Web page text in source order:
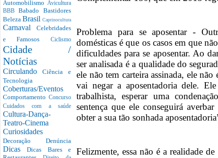
Automobilismo Avicultura
BBBBabado Bastidores
Beleza Brasil Caprinocultura
Carnaval Celebridades
e Famosos Ciclismo
Cidade /
Notícias
CirculandoCiência e
Tecnologia
Coberturas/Eventos
Comportamento Concurso
Cuidados com a saúde
Cultura-Dança-
Teatro-Cinema
Curiosidades
Decoração Denúncia
DicasDicas Bares e
Problema para se aposentar -
domésticas é que os casos em que
dificuldades para se aposentar. Ao
ser analisada é a qualidade do
ele não tem carteira assinada, ele
vai negar a aposentadoria dele.
trabalhista, esperar uma
sentença que ele conseguirá
obter a sua tão sonhada
Felizmente, essa não é a realidade